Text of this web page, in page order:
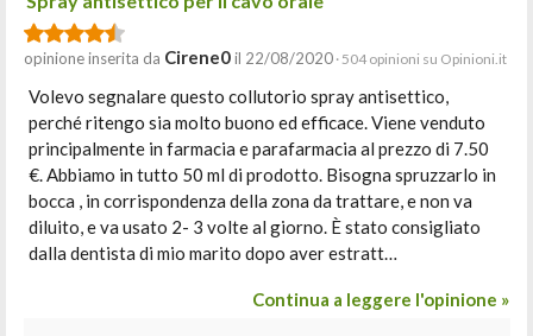
opinione inserita da Cirene0il 22/08/2020 · 504 opinioni su Opinioni.it
Volevo segnalare questo collutorio spray antisettico,
perché ritengo sia molto buono ed efficace. Viene venduto
principalmente in farmacia e parafarmacia al prezzo di 7.50
€. Abbiamo in tutto 50 ml di prodotto. Bisogna spruzzarlo in
bocca , in corrispondenza della zona da trattare, e non va
diluito, e va usato 2- 3 volte al giorno. È stato consigliato
dalla dentista di mio marito dopo aver estratt…
Continua a leggere l'opinione »